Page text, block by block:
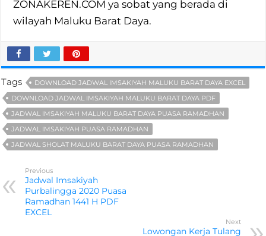
ZONAKEREN.COM ya sobat yang berada di
wilayah Maluku Barat Daya.
Tags
DOWNLOAD JADWAL IMSAKIYAH MALUKU BARAT DAYA EXCEL
DOWNLOAD JADWAL IMSAKIYAH MALUKU BARAT DAYA PDF
JADWAL IMSAKIYAH MALUKU BARAT DAYA PUASA RAMADHAN
JADWAL IMSAKIYAH PUASA RAMADHAN
JADWAL SHOLAT MALUKU BARAT DAYA PUASA RAMADHAN
Previous
Jadwal Imsakiyah
Purbalingga 2020 Puasa
Ramadhan 1441 H PDF
EXCEL
Next
Lowongan Kerja Tulang